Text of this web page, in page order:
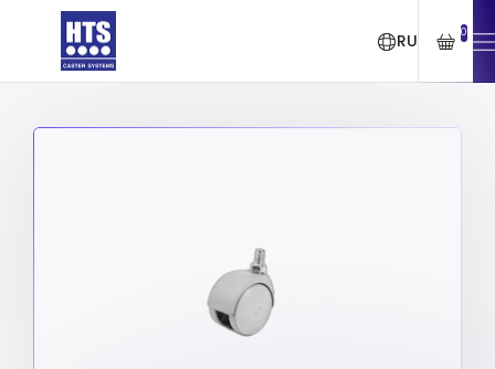
RU 0